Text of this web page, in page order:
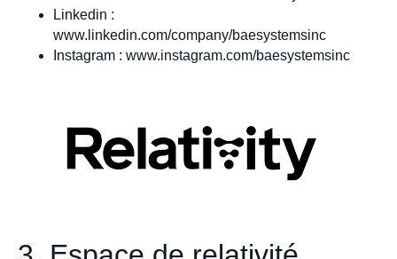
Linkedin :
www.linkedin.com/company/baesystemsinc
Instagram : www.instagram.com/baesystemsinc